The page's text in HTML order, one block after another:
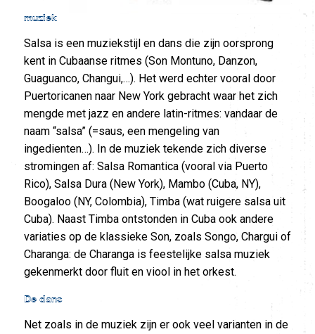
muziek
Salsa is een muziekstijl en dans die zijn oorsprong
kent in Cubaanse ritmes (Son Montuno, Danzon,
Guaguanco, Changui,…). Het werd echter vooral door
Puertoricanen naar New York gebracht waar het zich
mengde met jazz en andere latin-ritmes: vandaar de
naam “salsa” (=saus, een mengeling van
ingedienten…). In de muziek tekende zich diverse
stromingen af: Salsa Romantica (vooral via Puerto
Rico), Salsa Dura (New York), Mambo (Cuba, NY),
Boogaloo (NY, Colombia), Timba (wat ruigere salsa uit
Cuba). Naast Timba ontstonden in Cuba ook andere
variaties op de klassieke Son, zoals Songo, Chargui of
Charanga: de Charanga is feestelijke salsa muziek
gekenmerkt door fluit en viool in het orkest.
De dans
Net zoals in de muziek zijn er ook veel varianten in de